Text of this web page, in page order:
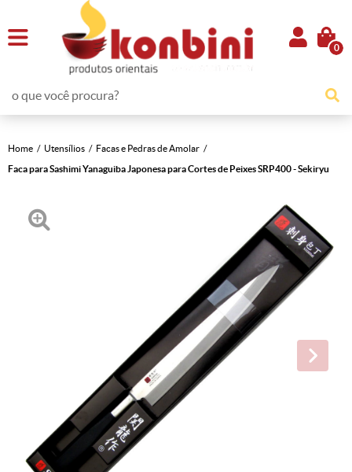
0
Home Utensílios
Facas e Pedras de Amolar
Faca para Sashimi Yanaguiba Japonesa para Cortes de Peixes SRP400 - Sekiryu